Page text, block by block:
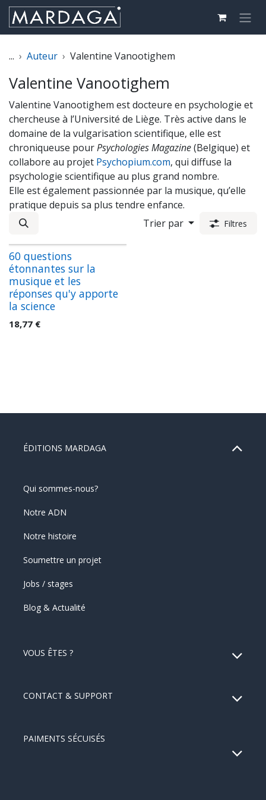
Se rendre au contenu
... Auteur Valentine Vanootighem
Valentine Vanootighem
Valentine Vanootighem est docteure en psychologie et
chercheuse à l’Université de Liège. Très active dans le
domaine de la vulgarisation scientifique, elle est
chroniqueuse pourPsychologies Magazine(Belgique) et
collabore au projet Psychopium.com, qui diffuse la
psychologie scientifique au plus grand nombre.
Elle est également passionnée par la musique, qu’elle
pratique depuis sa plus tendre enfance.
Trier par
Filtres
60 questions
étonnantes sur la
musique et les
réponses qu'y apporte
la science
18,77 €
ÉDITIONS MARDAGA
Qui sommes-nous?
Notre ADN
Notre histoire
Soumettre un projet
Jobs / stages
Blog & Actualité
VOUS ÊTES ?
CONTACT & SUPPORT
PAIMENTS SÉCUISÉS